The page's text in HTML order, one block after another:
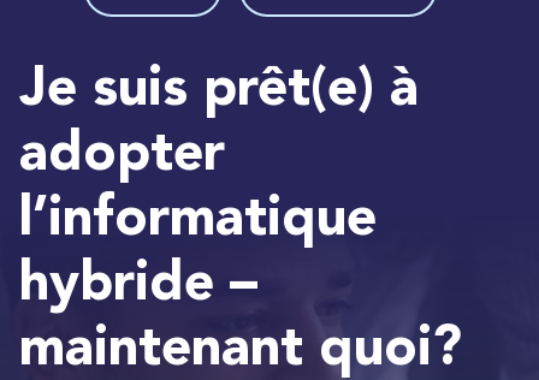
Je suis prêt(e) à
adopter
l’informatique
hybride –
maintenant quoi?